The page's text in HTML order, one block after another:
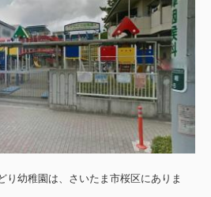
り幼稚園は、さいたま市桜区にありま